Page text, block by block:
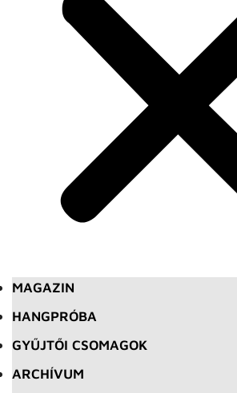
MAGAZIN
HANGPRÓBA
GYŰJTŐI CSOMAGOK
ARCHÍVUM